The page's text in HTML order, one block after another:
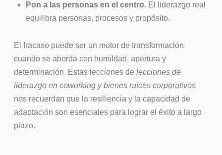
Pon a las personas en el centro.El liderazgo real
equilibra personas, procesos y propósito.
El fracaso puede ser un motor de transformación
cuando se aborda con humildad, apertura y
determinación. Estas lecciones de lecciones de
liderazgo en coworking y bienes raíces corporativos
nos recuerdan que la resiliencia y la capacidad de
adaptación son esenciales para lograr el éxito a largo
plazo.